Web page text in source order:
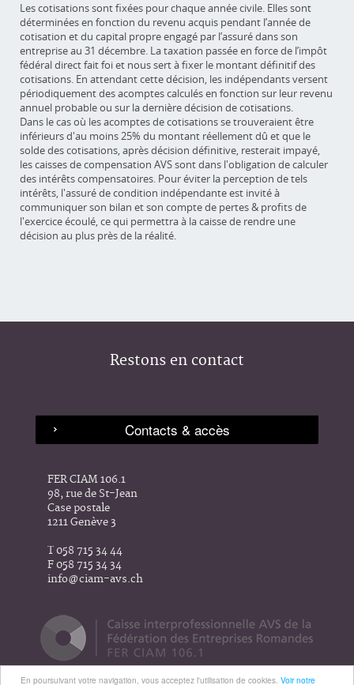
Les cotisations sont fixées pour chaque année civile. Elles sont
déterminées en fonction du revenu acquis pendant l’année de
cotisation et du capital propre engagé par l’assuré dans son
entreprise au 31 décembre. La taxation passée en force de l’impôt
fédéral direct fait foi et nous sert à fixer le montant définitif des
cotisations. En attendant cette décision, les indépendants versent
périodiquement des acomptes calculés en fonction sur leur revenu
annuel probable ou sur la dernière décision de cotisations.
Dans le cas où les acomptes de cotisations se trouveraient être
inférieurs d'au moins 25% du montant réellement dû et que le
solde des cotisations, après décision définitive, resterait impayé,
les caisses de compensation AVS sont dans l'obligation de calculer
des intérêts compensatoires. Pour éviter la perception de tels
intérêts, l'assuré de condition indépendante est invité à
communiquer son bilan et son compte de pertes & profits de
l'exercice écoulé, ce qui permettra à la caisse de rendre une
décision au plus près de la réalité.
Restons en contact
FER CIAM 106.1
98, rue de St-Jean
Case postale
1211 Genève 3
T 058 715 34 44
F 058 715 34 34
info@ciam-avs.ch
En poursuivant votre navigation, vous acceptez l'utilisation de cookies. Voir notre